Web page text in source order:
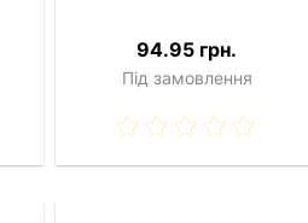
94.95 грн.
Під замовлення